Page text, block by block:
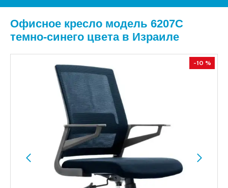
Офисное кресло модель 6207C
темно-синего цвета в Израиле
-10 %